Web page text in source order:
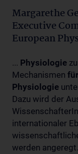
Margarethe
Executive
European
... Physiologie
Mechanismen für
Physiologie
Dazu wird der
internationaler
werden